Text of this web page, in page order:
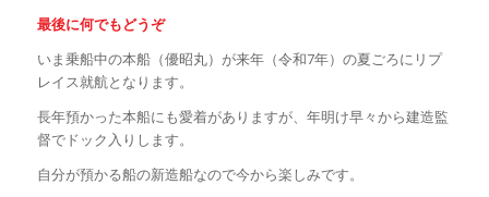
最後に何でもどうぞ
いま乗船中の本船（優昭丸）が来年（令和7年）の夏ごろにリプ
レイス就航となります。
長年預かった本船にも愛着がありますが、年明け早々から建造監
督でドック入りします。
自分が預かる船の新造船なので今から楽しみです。